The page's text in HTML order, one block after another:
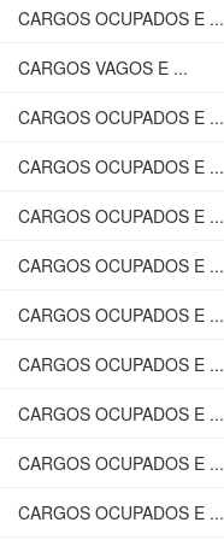
CARGOS OCUPADOS E ...
CARGOS VAGOS E ...
CARGOS OCUPADOS E ...
CARGOS OCUPADOS E ...
CARGOS OCUPADOS E ...
CARGOS OCUPADOS E ...
CARGOS OCUPADOS E ...
CARGOS OCUPADOS E ...
CARGOS OCUPADOS E ...
CARGOS OCUPADOS E ...
CARGOS OCUPADOS E ...